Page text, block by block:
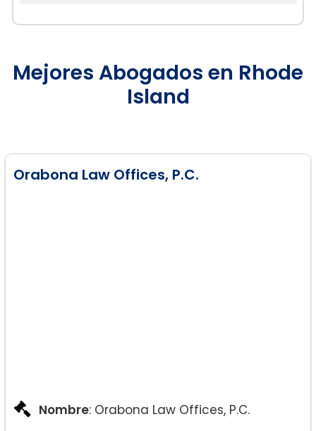
Mejores Abogados en Rhode
Island
Orabona Law Offices, P.C.
Nombre: Orabona Law Offices, P.C.